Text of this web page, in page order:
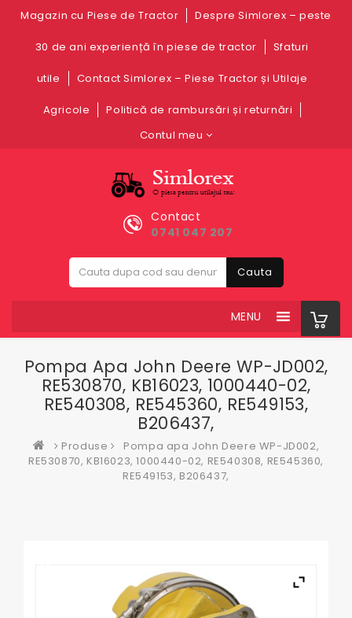
Magazin cu Piese de Tractor Despre Simlorex – peste
30 de ani experiență în piese de tractor Sfaturi
utile Contact Simlorex – Piese Tractor și Utilaje
Agricole
Politică de rambursări și returnări
Contul meu
Contact
0741 047 207
Cauta
MENU
Pompa Apa John Deere WP-JD002,
RE530870, KB16023, 1000440-02,
RE540308, RE545360, RE549153,
B206437,
Produse
Pompa apa John Deere WP-JD002,
RE530870, KB16023, 1000440-02, RE540308, RE545360,
RE549153, B206437,